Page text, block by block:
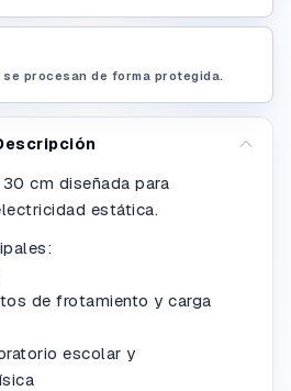
se procesan de forma protegida.
cm diseñada para
estática.
de frotamiento y carga
escolar y